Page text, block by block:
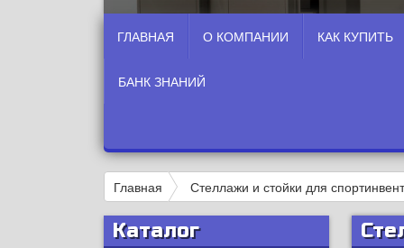
ГЛАВНАЯ О КОМПАНИИ КАК КУПИТЬ
БАНК ЗНАНИЙ
Главная Стеллажи и стойки для
Каталог